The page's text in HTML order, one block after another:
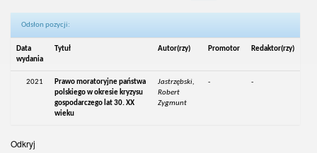
Odsłon pozycji:
Data
wydania
Tytuł Autor(rzy) Promotor Redaktor(rzy)
2021
Prawo moratoryjne państwa
polskiego w okresie kryzysu
gospodarczego lat 30. XX
wieku
Jastrzębski,
Robert
Zygmunt
- -
Odkryj